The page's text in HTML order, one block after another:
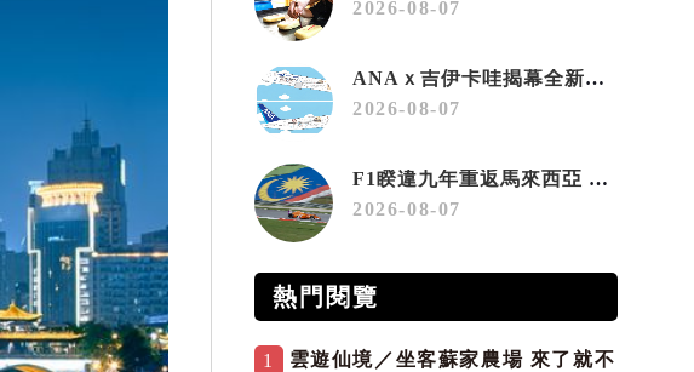
2026-08-07
ANAｘ吉伊卡哇揭幕全新彩繪機「Chiikawa JET」
2026-08-07
F1睽違九年重返馬來西亞 三大國際賽事打造10月運動旅遊熱潮 賽車、自行車、路跑同週登場
2026-08-07
熱門閱覽
1
雲遊仙境／坐客蘇家農場 來了就不